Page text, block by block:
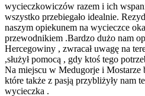
wycieczkowiczów razem i ich
wszystko przebiegało idealnie.
naszym opiekunem na wycieczce
przewodnikiem .Bardzo dużo nam
Hercegowiny , zwracał uwagę na
,służył pomocą , gdy ktoś tego
Na miejscu w Medugorje i Mostarze
które także z pasją przybliżyły nam
wycieczka .